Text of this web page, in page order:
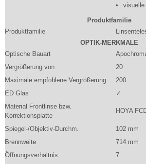
visuelle
Produktfamilie
Produktfamilie
OPTIK-MERKMALE
Optische Bauart
Vergrößerung von
20
Maximale empfohlene Vergrößerung
200
ED Glas
✓
Material Frontlinse bzw.
Korrektionsplatte
HOYA
Spiegel-/Objektiv-Durchm.
102 mm
Brennweite
714 mm
Öffnungsverhältnis
7